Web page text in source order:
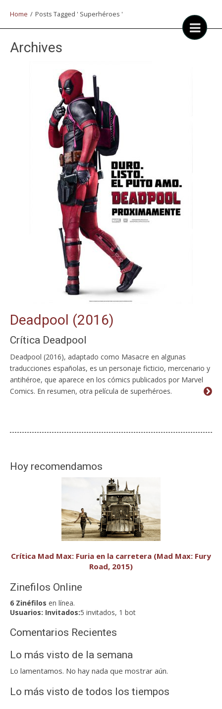
Home / Posts Tagged ' Superhéroes '
Archives
Deadpool (2016)
Crítica Deadpool
Deadpool (2016), adaptado como Masacre en algunas
traducciones españolas, es un personaje ficticio, mercenario y
antihéroe, que aparece en los cómics publicados por Marvel
Comics. En resumen, otra película de superhéroes.
Hoy recomendamos
Crítica Mad Max: Furia en la carretera (Mad Max: Fury
Road, 2015)
Zinefilos Online
6 Zinéfilos en línea.
Usuarios: Invitados:5 invitados, 1 bot
Comentarios Recientes
Lo más visto de la semana
Lo lamentamos. No hay nada que mostrar aún.
Lo más visto de todos los tiempos